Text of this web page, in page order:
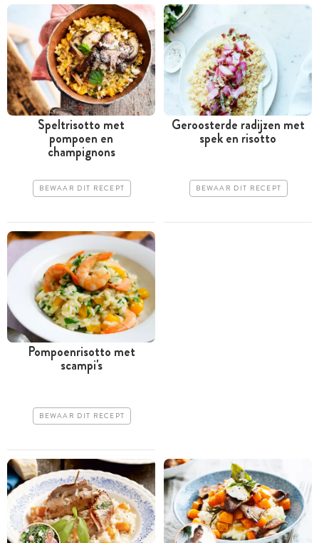
Speltrisotto met
pompoen en
champignons
BEWAAR DIT RECEPT
Geroosterde radijzen met
spek en risotto
BEWAAR DIT RECEPT
Pompoenrisotto met
scampi's
BEWAAR DIT RECEPT